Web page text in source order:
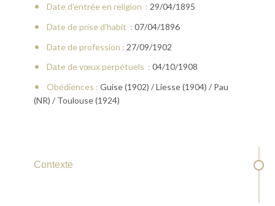
Date d'entrée en religion : 29/04/1895
Date de prise d'habit : 07/04/1896
Date de profession : 27/09/1902
Date de vœux perpétuels : 04/10/1908
Obédiences : Guise (1902) / Liesse (1904) / Pau
(NR) / Toulouse (1924)
Contexte